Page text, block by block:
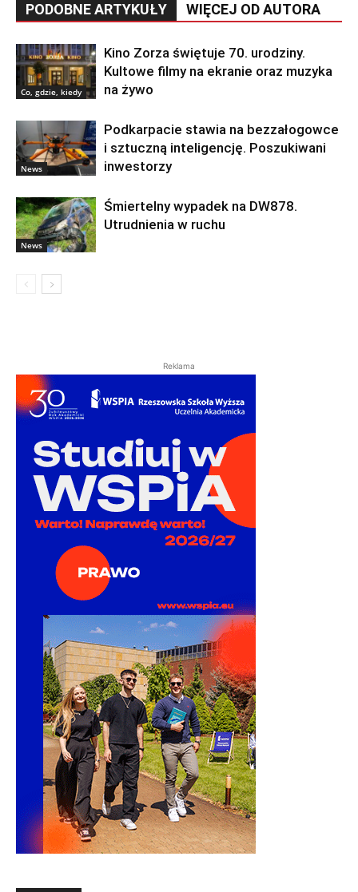
PODOBNE ARTYKUŁY WIĘCEJ OD AUTORA
Co, gdzie, kiedy
Kino Zorza świętuje 70. urodziny.
Kultowe filmy na ekranie oraz muzyka
na żywo
News
Podkarpacie stawia na bezzałogowce
i sztuczną inteligencję. Poszukiwani
inwestorzy
News
Śmiertelny wypadek na DW878.
Utrudnienia w ruchu
Reklama